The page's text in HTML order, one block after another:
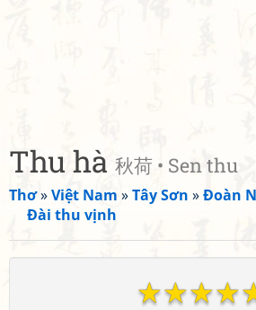
Thu hà 秋荷 • Sen thu
Thơ»Việt Nam »Tây Sơn »Đoàn
Đài thu vịnh
☆
☆
☆
☆